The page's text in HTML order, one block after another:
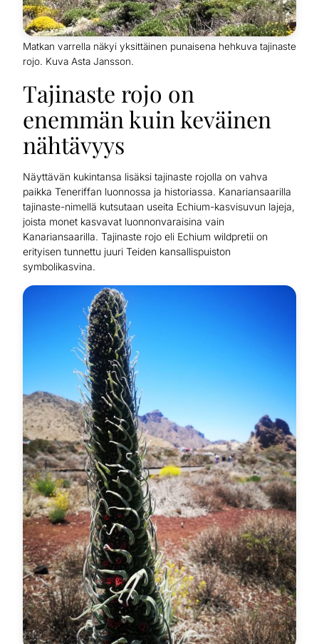
Matkan varrella näkyi yksittäinen punaisena hehkuva tajinaste
rojo. Kuva Asta Jansson.
Tajinaste rojo on
enemmän kuin keväinen
nähtävyys
Näyttävän kukintansa lisäksi tajinaste rojolla on vahva
paikka Teneriffan luonnossa ja historiassa. Kanariansaarilla
tajinaste-nimellä kutsutaan useita Echium-kasvisuvun lajeja,
joista monet kasvavat luonnonvaraisina vain
Kanariansaarilla. Tajinaste rojo eli Echium wildpretii on
erityisen tunnettu juuri Teiden kansallispuiston
symbolikasvina.